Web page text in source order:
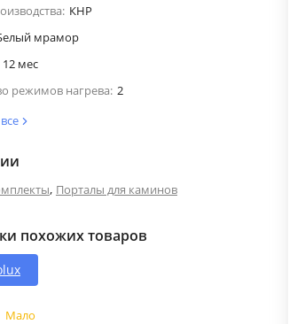
КНР
мрамор
12 мес
режимов нагрева: 2
, Порталы для каминов
похожих товаров
Мало